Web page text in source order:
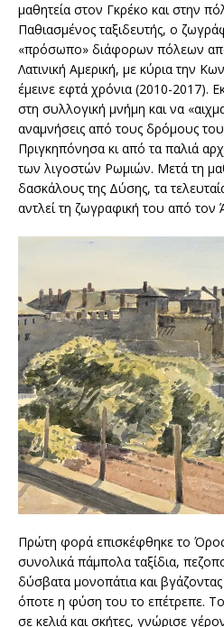
μαθητεία στον Γκρέκο και στην
Παθιασμένος ταξιδευτής, ο
«πρόσωπο» διάφορων πόλεων
Λατινική Αμερική, με κύρια την
έμεινε εφτά χρόνια (2010-2017).
στη συλλογική μνήμη και να
αναμνήσεις από τους δρόμους
Πριγκηπόνησα κι από τα παλιά
των λιγοστών Ρωμιών. Μετά τη
δασκάλους της Δύσης, τα
αντλεί τη ζωγραφική του από τον
Πρώτη φορά επισκέφθηκε το
συνολικά πάμπολα ταξίδια,
δύσβατα μονοπάτια και
όποτε η φύση του το επέτρεπε.
σε κελιά και σκήτες, γνώρισε